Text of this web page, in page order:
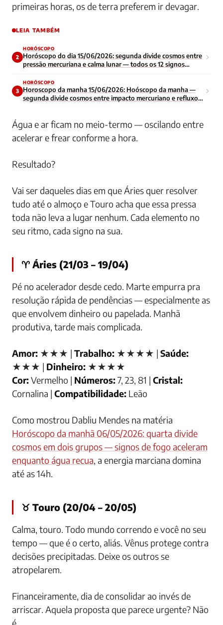
primeiras horas, os de terra preferem ir devagar.
LEIA TAMBÉM
2
HORÓSCOPO
Horóscopo do dia 15/06/2026: segunda divide cosmos entre
pressão mercuriana e calma lunar — todos os 12 signos
3
HORÓSCOPO
Horoscopo da manha 15/06/2026: Hoóscopo da manha —
segunda divide cosmos entre impacto mercuriano e refluxo
Água e ar ficam no meio-termo — oscilando entre
acelerar e frear conforme a hora.
Resultado?
Vai ser daqueles dias em que Áries quer resolver
tudo até o almoço e Touro acha que essa pressa
toda não leva a lugar nenhum. Cada elemento no
seu ritmo, cada signo na sua.
♈ Áries (21/03 – 19/04)
Pé no acelerador desde cedo. Marte empurra pra
resolução rápida de pendências — especialmente as
que envolvem dinheiro ou papelada. Manhã
produtiva, tarde mais complicada.
Amor: ★★★ | Trabalho: ★★★★ | Saúde:
★★★ | Dinheiro: ★★★★
Cor:Vermelho | Números:7, 23, 81 | Cristal:
Cornalina | Compatibilidade: Leão
Como mostrou Dabliu Mendes na matéria
Horóscopo da manhã 06/05/2026: quarta divide
cosmos em dois grupos — signos de fogo aceleram
enquanto água recua, a energia marciana domina
até as 14h.
♉ Touro (20/04 – 20/05)
Calma, touro. Todo mundo correndo e você no seu
tempo — que é o certo, aliás. Vênus protege contra
decisões precipitadas. Deixe os outros se
atropelarem.
Financeiramente, dia de consolidar ao invés de
arriscar. Aquela proposta que parece urgente? Não